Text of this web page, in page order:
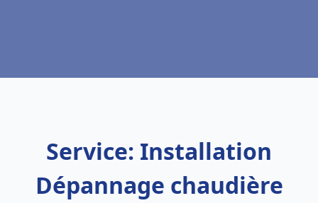
Service: Installation
Dépannage chaudière